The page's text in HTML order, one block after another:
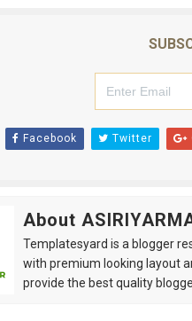
Facebook Twitter
About
Templatesyard is a blogger
with premium looking layout
provide the best quality